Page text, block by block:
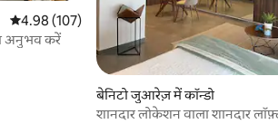
औसत रेटिंग 5 में से 4.98, 107 समीक्षाएँ
4.98 (107)
अनुभव करें
बेनिटो जुआरेज़ में कॉन्डो
शानदार लोकेशन वाला शानदार